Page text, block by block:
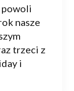
powoli
nasze
trzeci z
i